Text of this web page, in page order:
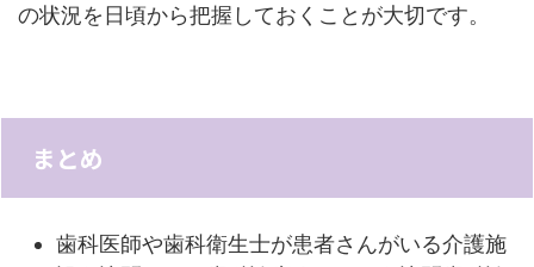
の状況を日頃から把握しておくことが大切です。
まとめ
歯科医師や歯科衛生士が患者さんがいる介護施